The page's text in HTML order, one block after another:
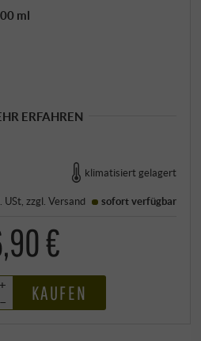
ml
ERFAHREN
klimatisiert gelagert
USt, zzgl.Versand sofort verfügbar
€
+
–
KAUFEN